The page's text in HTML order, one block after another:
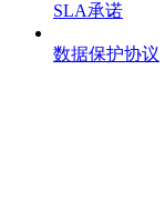
SLA承诺
数据保护协议